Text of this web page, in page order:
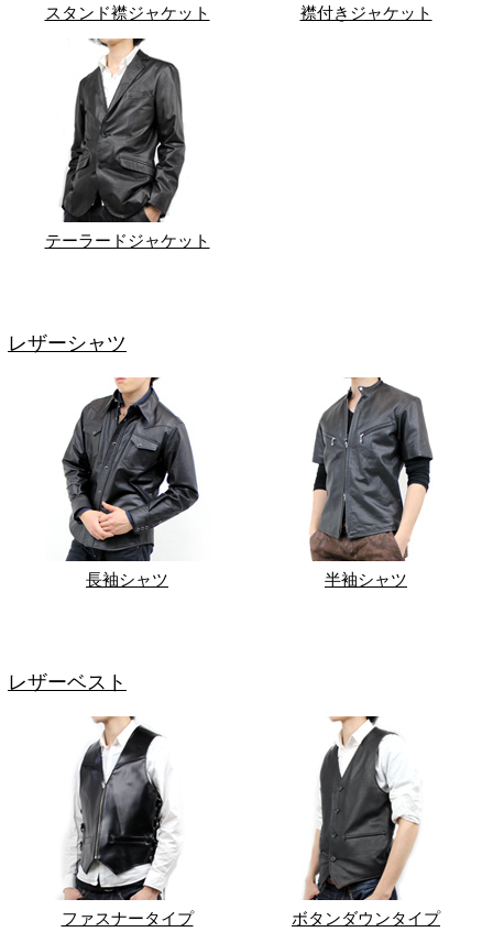
スタンド襟ジャケット 襟付きジャケット
テーラードジャケット
レザーシャツ
長袖シャツ 半袖シャツ
レザーベスト
ファスナータイプ ボタンダウンタイプ